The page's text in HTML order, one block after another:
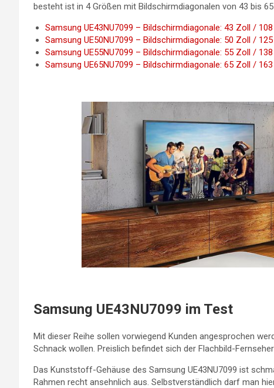
besteht ist in 4 Größen mit Bildschirmdiagonalen von 43 bis
Samsung UE43NU7099 – Bildschirmdiagonale: 43 Zoll /
Samsung UE50NU7099 – Bildschirmdiagonale: 50 Zoll /
Samsung UE55NU7099 – Bildschirmdiagonale: 55 Zoll /
Samsung UE65NU7099 – Bildschirmdiagonale: 65 Zoll /
Samsung UE43NU7099 im Test
Mit dieser Reihe sollen vorwiegend Kunden angesprochen
Schnack wollen. Preislich befindet sich der Flachbild-
Das Kunststoff-Gehäuse des Samsung UE43NU7099 ist
Rahmen recht ansehnlich aus. Selbstverständlich darf man